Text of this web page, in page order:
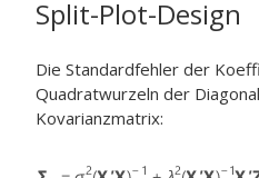
Split-Plot-Design
Die Standardfehler der
Quadratwurzeln der
Kovarianzmatrix: